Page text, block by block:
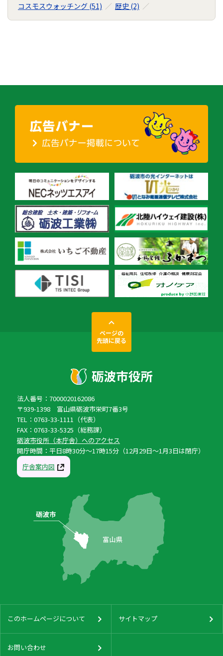
コスモスウォッチング (51)
歴史 (2)
ページの
先頭に戻る
法人番号：7000020162086
〒939-1398 富山県砺波市栄町7番3号
TEL：0763-33-1111（代表）
FAX：0763-33-5325（総務課）
砺波市役所（本庁舎）へのアクセス
開庁時間：平日8時30分〜17時15分（12月29日〜1月3日は閉庁）
庁舎案内図
このホームページについて サイトマップ
お問い合わせ